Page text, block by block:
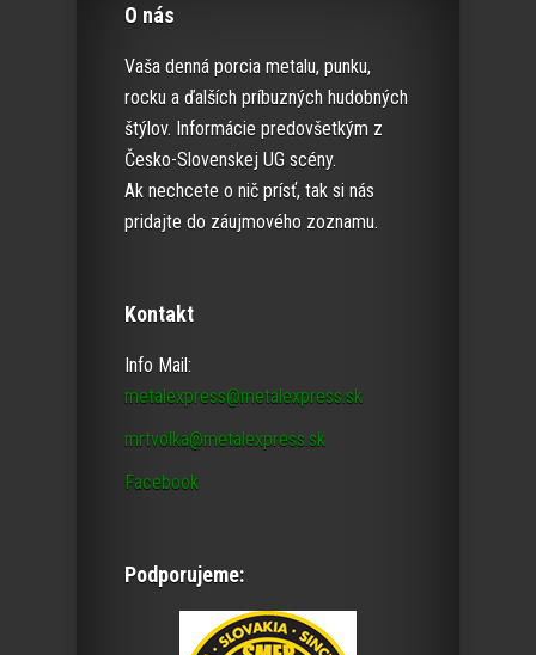
O nás
Vaša denná porcia metalu, punku,
rocku a ďalších príbuzných hudobných
štýlov. Informácie predovšetkým z
Česko-Slovenskej UG scény.
Ak nechcete o nič prísť, tak si nás
pridajte do záujmového zoznamu.
Kontakt
Info Mail:
metalexpress@metalexpress.sk
mrtvolka@metalexpress.sk
Facebook
Podporujeme: